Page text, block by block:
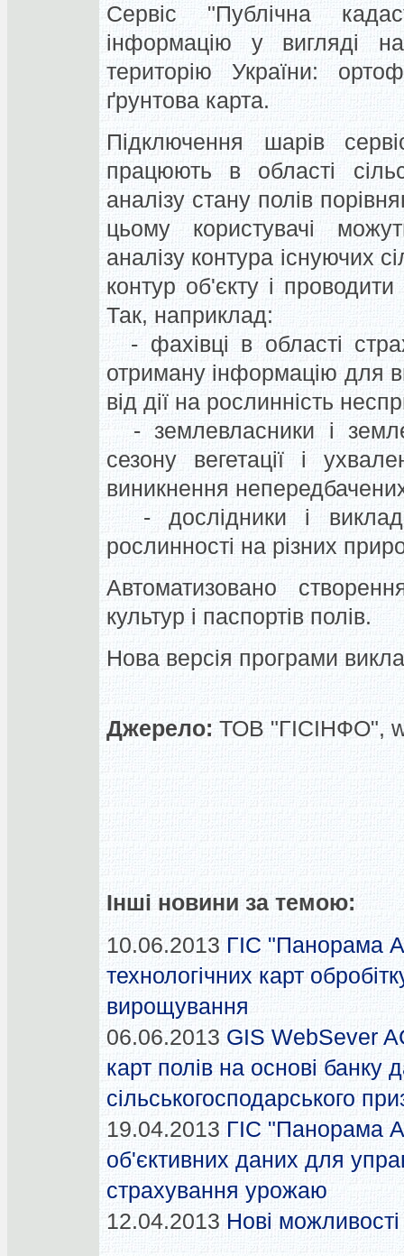
Сервіс "Публічна
інформацію у вигляді
територію України:
ґрунтова карта.
Підключення шарів
працюють в області
аналізу стану полів
цьому користувачі
аналізу контура існуючих
контур об'єкту і
Так, наприклад:
- фахівці в області
отриману інформацію для
від дії на рослинність
- землевласники і
сезону вегетації і
виникнення
- дослідники і
рослинності на різних
Автоматизовано
культур і паспортів полів.
Нова версія програми
Джерело: ТОВ "ГІСІНФО",
Інші новини за темою:
10.06.2013 ГІС "Панорама
технологічних карт
вирощування
06.06.2013 GIS WebSever
карт полів на основі банку
сільськогосподарського
19.04.2013 ГІС "Панорама
об'єктивних даних для
страхування урожаю
12.04.2013 Нові